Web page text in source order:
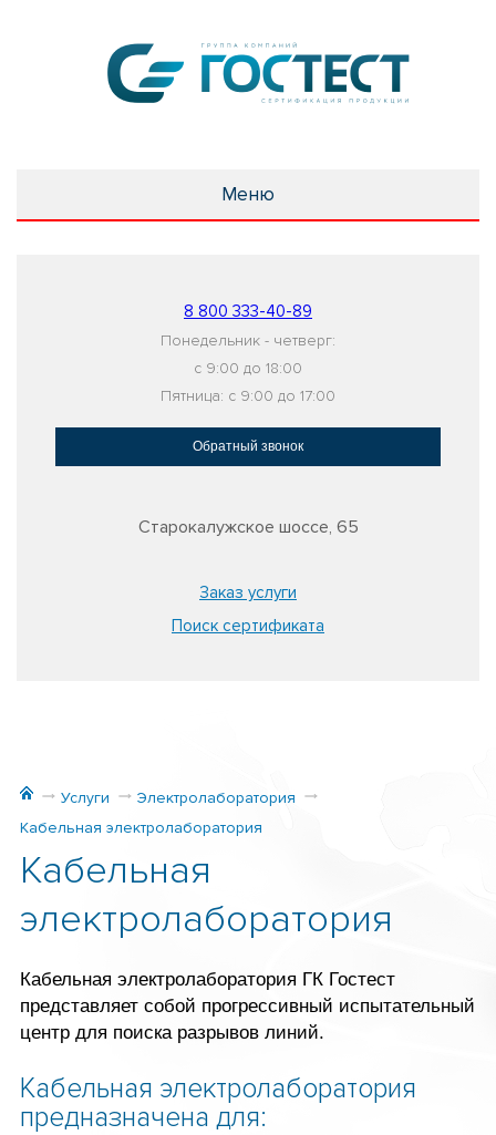
Меню
8 800 333-40-89
Понедельник - четверг:
с 9:00 до 18:00
Пятница: с 9:00 до 17:00
Обратный звонок
Старокалужское шоссе, 65
Заказ услуги
Поиск сертификата
Услуги
Электролаборатория
Кабельная электролаборатория
Кабельная
электролаборатория
Кабельная электролаборатория ГК Гостест
представляет собой прогрессивный испытательный
центр для поиска разрывов линий.
Кабельная электролаборатория
предназначена для: